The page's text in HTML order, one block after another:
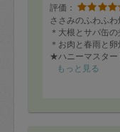
評価：
ささみのふわふわ
＊大根とサバ缶の
＊お肉と春雨と
★ハニーマスター
＊ナスの煮浸し
もっと見る